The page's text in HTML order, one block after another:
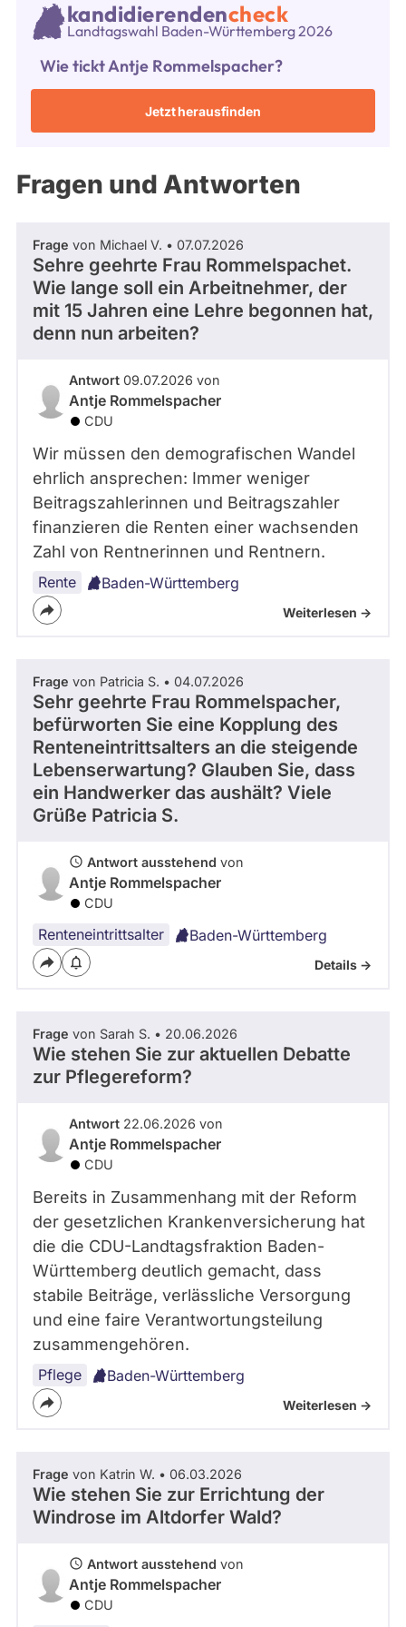
Listenposition
34
während
aktueller
Kandidaturen
Mandate
aus
und
Mandaten
berücksichtigt.
kandidierendencheck
Landtagswahl Baden-Württemberg 2026
Wie tickt Antje Rommelspacher?
Jetzt herausfinden
Fragen und Antworten
Frage von Michael V. • 07.07.2026
Sehre geehrte Frau Rommelspachet.
Wie lange soll ein Arbeitnehmer, der
mit 15 Jahren eine Lehre begonnen hat,
denn nun arbeiten?
Antwort 09.07.2026 von
Antje Rommelspacher
CDU
Wir müssen den demografischen Wandel
ehrlich ansprechen: Immer weniger
Beitragszahlerinnen und Beitragszahler
finanzieren die Renten einer wachsenden
Zahl von Rentnerinnen und Rentnern.
Rente Baden-Württemberg
Weiterlesen ->
Frage von Patricia S. • 04.07.2026
Sehr geehrte Frau Rommelspacher,
befürworten Sie eine Kopplung des
Renteneintrittsalters an die steigende
Lebenserwartung? Glauben Sie, dass
ein Handwerker das aushält? Viele
Grüße Patricia S.
Antwort ausstehend von
Antje Rommelspacher
CDU
Renteneintrittsalter Baden-Württemberg
Details ->
Frage von Sarah S. • 20.06.2026
Wie stehen Sie zur aktuellen Debatte
zur Pflegereform?
Antwort 22.06.2026 von
Antje Rommelspacher
CDU
Bereits in Zusammenhang mit der Reform
der gesetzlichen Krankenversicherung hat
die die CDU-Landtagsfraktion Baden-
Württemberg deutlich gemacht, dass
stabile Beiträge, verlässliche Versorgung
und eine faire Verantwortungsteilung
zusammengehören.
Pflege Baden-Württemberg
Weiterlesen ->
Frage von Katrin W. • 06.03.2026
Wie stehen Sie zur Errichtung der
Windrose im Altdorfer Wald?
Antwort ausstehend von
Antje Rommelspacher
CDU